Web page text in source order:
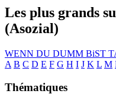
Les plus grands
(Asozial)
WENN DU DUMM BiST
A B C D E F G H I J K L M
Thématiques